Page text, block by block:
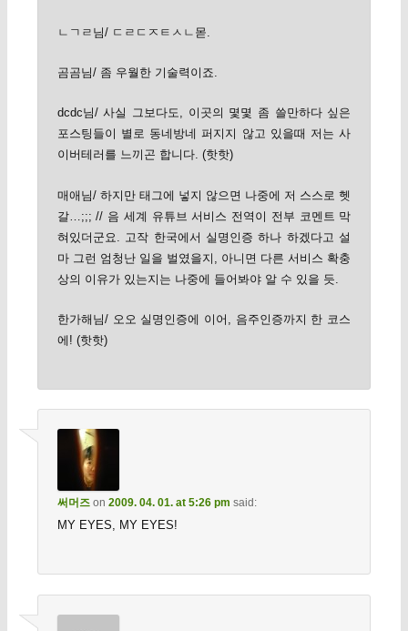
ㄴㄱㄹ님/ ㄷㄹㄷㅈㅌㅅㄴ몯.
곰곰님/ 좀 우월한 기술력이죠.
dcdc님/ 사실 그보다도, 이곳의 몇몇 좀 쓸만하다 싶은
포스팅들이 별로 동네방네 퍼지지 않고 있을때 저는 사
이버테러를 느끼곤 합니다. (핫핫)
매애님/ 하지만 태그에 넣지 않으면 나중에 저 스스로 헷
갈…;;; // 음 세계 유튜브 서비스 전역이 전부 코멘트 막
혀있더군요. 고작 한국에서 실명인증 하나 하겠다고 설
마 그런 엄청난 일을 벌였을지, 아니면 다른 서비스 확충
상의 이유가 있는지는 나중에 들어봐야 알 수 있을 듯.
한가해님/ 오오 실명인증에 이어, 음주인증까지 한 코스
에! (핫핫)
써머즈on 2009. 04. 01. at 5:26 pm said:
MY EYES, MY EYES!